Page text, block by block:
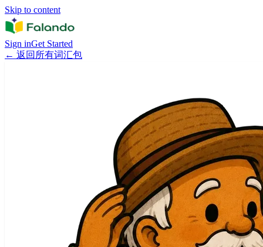
Skip to content
Sign inGet Started
← 返回所有词汇包